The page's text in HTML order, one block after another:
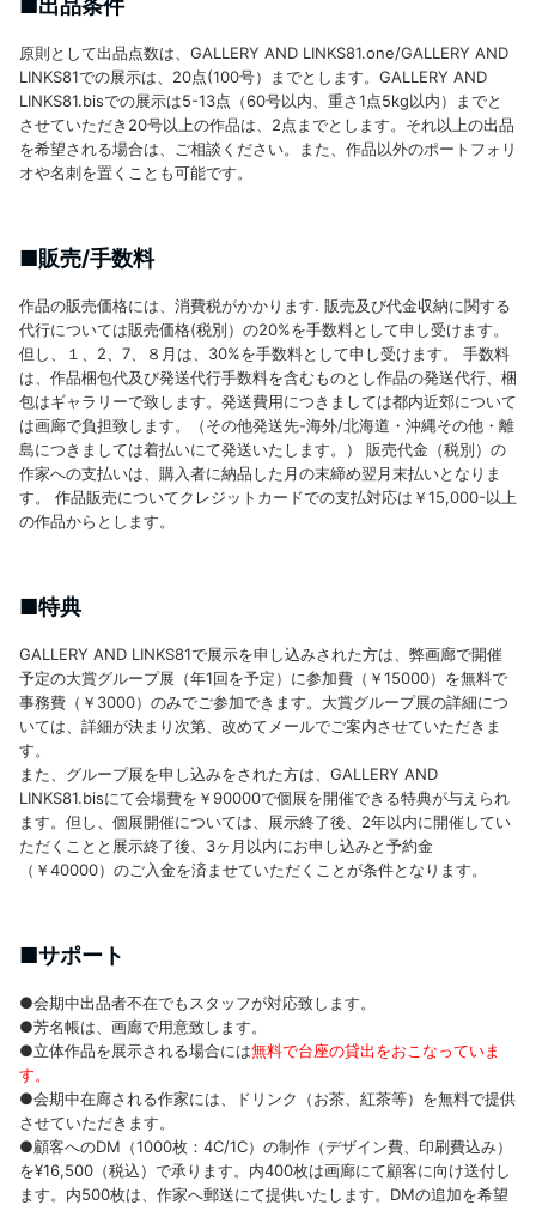
■出品条件
原則として出品点数は、GALLERY AND LINKS81.one/GALLERY AND
LINKS81での展示は、20点(100号）までとします。GALLERY AND
LINKS81.bisでの展示は5-13点（60号以内、重さ1点5kg以内）までと
させていただき20号以上の作品は、2点までとします。それ以上の出品
を希望される場合は、ご相談ください。また、作品以外のポートフォリ
オや名刺を置くことも可能です。
■販売/手数料
作品の販売価格には、消費税がかかります. 販売及び代金収納に関する
代行については販売価格(税別）の20%を手数料として申し受けます。
但し、１、2、7、８月は、30%を手数料として申し受けます。 手数料
は、作品梱包代及び発送代行手数料を含むものとし作品の発送代行、梱
包はギャラリーで致します。発送費用につきましては都内近郊について
は画廊で負担致します。（その他発送先-海外/北海道・沖縄その他・離
島につきましては着払いにて発送いたします。） 販売代金（税別）の
作家への支払いは、購入者に納品した月の末締め翌月末払いとなりま
す。 作品販売についてクレジットカードでの支払対応は￥15,000-以上
の作品からとします。
■特典
GALLERY AND LINKS81で展示を申し込みされた方は、弊画廊で開催
予定の大賞グループ展（年1回を予定）に参加費（￥15000）を無料で
事務費（￥3000）のみでご参加できます。大賞グループ展の詳細につ
いては、詳細が決まり次第、改めてメールでご案内させていただきま
す。
また、グループ展を申し込みをされた方は、GALLERY AND
LINKS81.bisにて会場費を￥90000で個展を開催できる特典が与えられ
ます。但し、個展開催については、展示終了後、2年以内に開催してい
ただくことと展示終了後、3ヶ月以内にお申し込みと予約金
（￥40000）のご入金を済ませていただくことが条件となります。
■サポート
●会期中出品者不在でもスタッフが対応致します。
●芳名帳は、画廊で用意致します。
●立体作品を展示される場合には無料で台座の貸出をおこなっていま
す。
●会期中在廊される作家には、ドリンク（お茶、紅茶等）を無料で提供
させていただきます。
●顧客へのDM（1000枚：4C/1C）の制作（デザイン費、印刷費込み）
を¥16,500（税込）で承ります。内400枚は画廊にて顧客に向け送付し
ます。内500枚は、作家へ郵送にて提供いたします。DMの追加を希望